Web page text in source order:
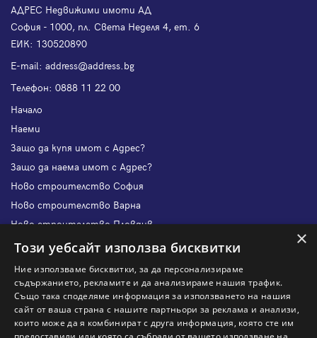
АДРЕС Недвижими имоти АД
София - 1000, пл. Света Неделя 4, ет. 6
ЕИК: 130520890
Е-mail: address@address.bg
Телефон: 0888 11 22 00
Начало
Наеми
Защо да купя имот с Адрес?
Защо да наема имот с Адрес?
Ново строителство София
Ново строителство Варна
Ново строителство Пловдив
Ново строителство Бургас
Защо да отдам имот с Адрес?
Наши офиси
Кариери
×
Този уебсайт използва бисквитки
Ние използваме бисквитки, за да персонализираме
съдържанието, рекламите и да анализираме нашия трафик.
Също така споделяме информация за използването на нашия
сайт от ваша страна с нашите партньори за реклама и анализи,
които може да я комбинират с друга информация, която сте им